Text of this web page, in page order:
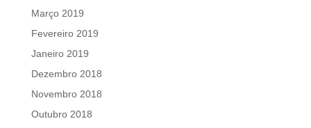
Março 2019
Fevereiro 2019
Janeiro 2019
Dezembro 2018
Novembro 2018
Outubro 2018